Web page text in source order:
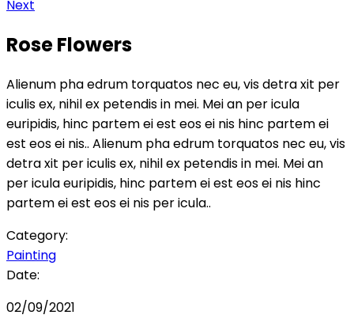
Next
Rose Flowers
Alienum pha edrum torquatos nec eu, vis detra xit per
iculis ex, nihil ex petendis in mei. Mei an per icula
euripidis, hinc partem ei est eos ei nis hinc partem ei
est eos ei nis.. Alienum pha edrum torquatos nec eu, vis
detra xit per iculis ex, nihil ex petendis in mei. Mei an
per icula euripidis, hinc partem ei est eos ei nis hinc
partem ei est eos ei nis per icula..
Category:
Painting
Date:
02/09/2021